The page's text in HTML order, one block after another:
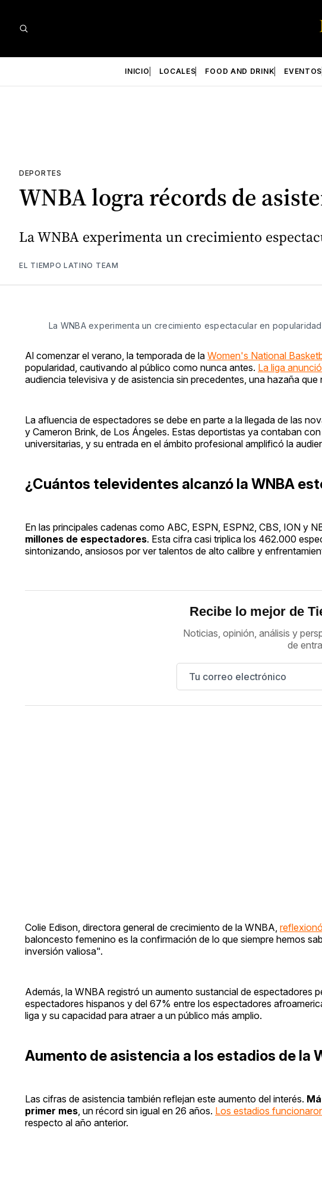
INICIO LOCALES FOOD AND DRINK EVENTOS
DEPORTES
WNBA logra récords de
La WNBA experimenta un crecimiento
EL TIEMPO LATINO TEAM
La WNBA experimenta un crecimiento espectacular en
Al comenzar el verano, la temporada de la Women's National
popularidad, cautivando al público como nunca antes. La liga
audiencia televisiva y de asistencia sin precedentes, una hazaña que
La afluencia de espectadores se debe en parte a la llegada de las
y Cameron Brink, de Los Ángeles. Estas deportistas ya contaban
universitarias, y su entrada en el ámbito profesional amplificó la
¿Cuántos televidentes alcanzó la WNBA
En las principales cadenas como ABC, ESPN, ESPN2, CBS, ION y
millones de espectadores. Esta cifra casi triplica los 462.000
sintonizando, ansiosos por ver talentos de alto calibre y
Recibe lo mejor de
Noticias, opinión, análisis y
de
Colie Edison, directora general de crecimiento de la WNBA,
baloncesto femenino es la confirmación de lo que siempre hemos
inversión valiosa".
Además, la WNBA registró un aumento sustancial de espectadores
espectadores hispanos y del 67% entre los espectadores
liga y su capacidad para atraer a un público más amplio.
Aumento de asistencia a los estadios de la
Las cifras de asistencia también reflejan este aumento del interés.
primer mes , un récord sin igual en 26 años. Los estadios
respecto al año anterior.